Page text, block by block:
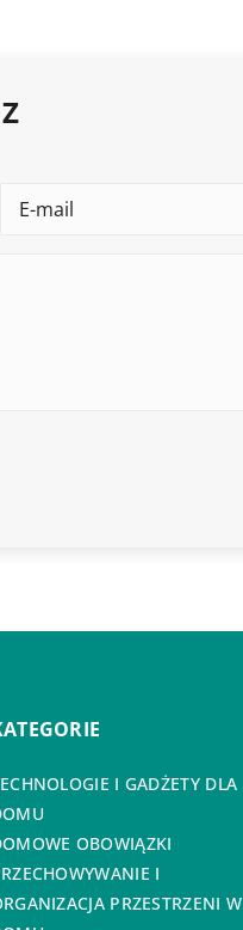
I GADŻETY DLA
OBOWIĄZKI
I
PRZESTRZENI W